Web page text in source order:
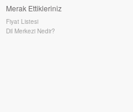
Merak Ettikleriniz
Fiyat Listesi
Dil Merkezi Nedir?